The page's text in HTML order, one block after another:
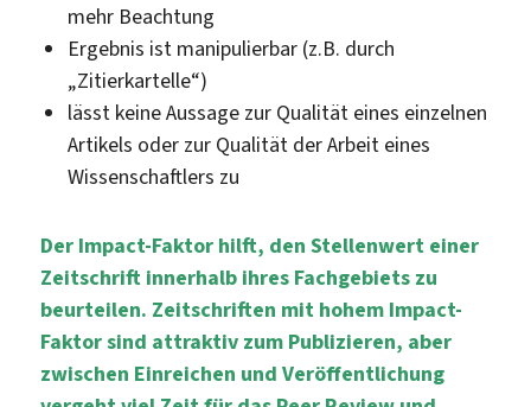
mehr Beachtung
Ergebnis ist manipulierbar (z.B. durch
„Zitierkartelle“)
lässt keine Aussage zur Qualität eines einzelnen
Artikels oder zur Qualität der Arbeit eines
Wissenschaftlers zu
Der Impact-Faktor hilft, den Stellenwert einer
Zeitschrift innerhalb ihres Fachgebiets zu
beurteilen. Zeitschriften mit hohem Impact-
Faktor sind attraktiv zum Publizieren, aber
zwischen Einreichen und Veröffentlichung